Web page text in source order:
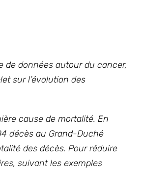
de données autour du cancer,
sur l’évolution des
cause de mortalité. En
décès au Grand-Duché
des décès. Pour réduire
suivant les exemples